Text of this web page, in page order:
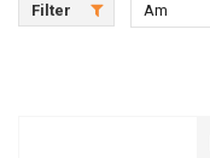
Filter
Am